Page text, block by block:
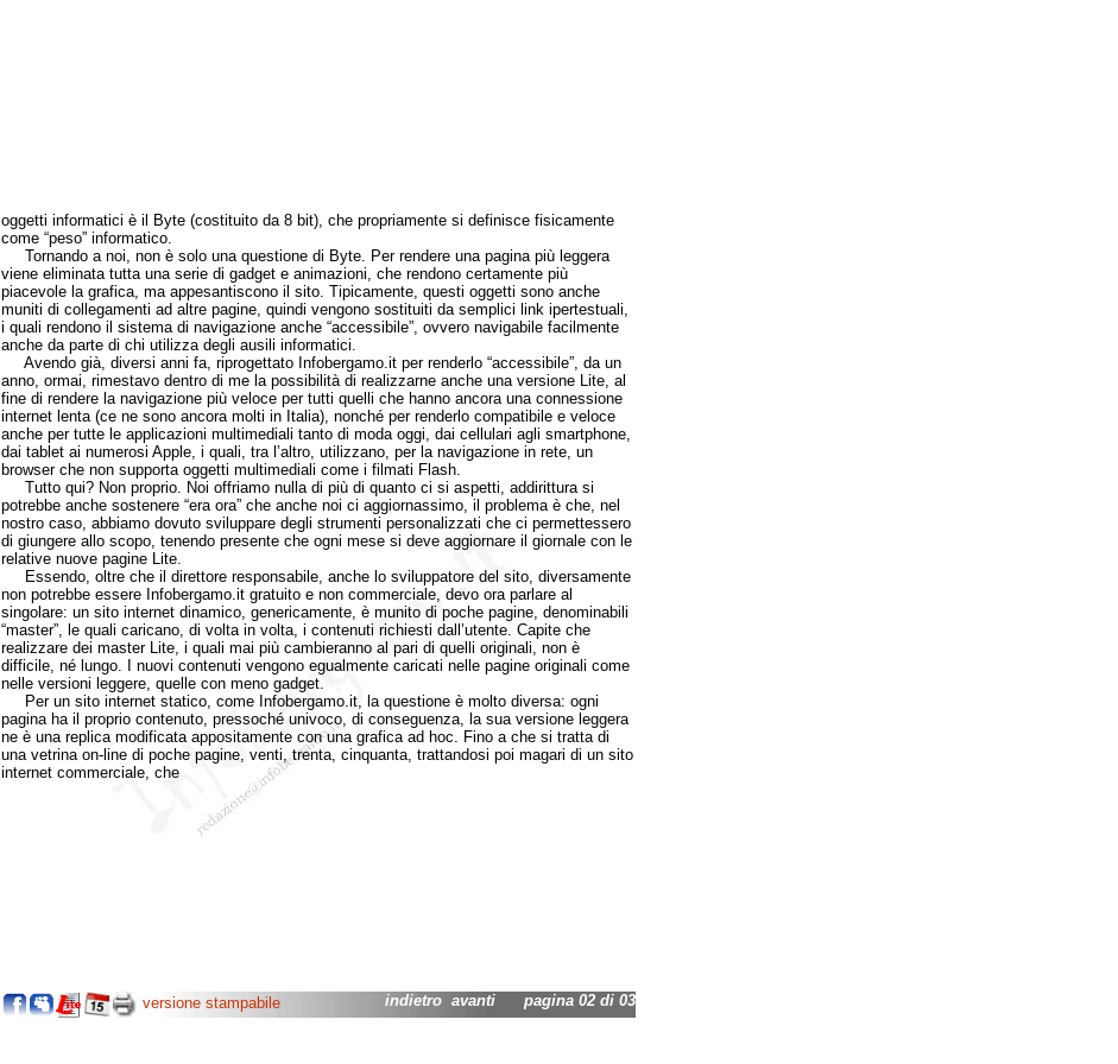
oggetti informatici è il Byte (costituito da 8 bit), che propriamente si definisce fisicamente
come “peso” informatico.
Tornando a noi, non è solo una questione di Byte. Per rendere una pagina più leggera
viene eliminata tutta una serie di gadget e animazioni, che rendono certamente più
piacevole la grafica, ma appesantiscono il sito. Tipicamente, questi oggetti sono anche
muniti di collegamenti ad altre pagine, quindi vengono sostituiti da semplici link ipertestuali,
i quali rendono il sistema di navigazione anche “accessibile”, ovvero navigabile facilmente
anche da parte di chi utilizza degli ausili informatici.
Avendo già, diversi anni fa, riprogettato Infobergamo.it per renderlo “accessibile”, da un
anno, ormai, rimestavo dentro di me la possibilità di realizzarne anche una versione Lite, al
fine di rendere la navigazione più veloce per tutti quelli che hanno ancora una connessione
internet lenta (ce ne sono ancora molti in Italia), nonché per renderlo compatibile e veloce
anche per tutte le applicazioni multimediali tanto di moda oggi, dai cellulari agli smartphone,
dai tablet ai numerosi Apple, i quali, tra l’altro, utilizzano, per la navigazione in rete, un
browser che non supporta oggetti multimediali come i filmati Flash.
Tutto qui? Non proprio. Noi offriamo nulla di più di quanto ci si aspetti, addirittura si
potrebbe anche sostenere “era ora” che anche noi ci aggiornassimo, il problema è che, nel
nostro caso, abbiamo dovuto sviluppare degli strumenti personalizzati che ci permettessero
di giungere allo scopo, tenendo presente che ogni mese si deve aggiornare il giornale con le
relative nuove pagine Lite.
Essendo, oltre che il direttore responsabile, anche lo sviluppatore del sito, diversamente
non potrebbe essere Infobergamo.it gratuito e non commerciale, devo ora parlare al
singolare: un sito internet dinamico, genericamente, è munito di poche pagine, denominabili
“master”, le quali caricano, di volta in volta, i contenuti richiesti dall’utente. Capite che
realizzare dei master Lite, i quali mai più cambieranno al pari di quelli originali, non è
difficile, né lungo. I nuovi contenuti vengono egualmente caricati nelle pagine originali come
nelle versioni leggere, quelle con meno gadget.
Per un sito internet statico, come Infobergamo.it, la questione è molto diversa: ogni
pagina ha il proprio contenuto, pressoché univoco, di conseguenza, la sua versione leggera
ne è una replica modificata appositamente con una grafica ad hoc. Fino a che si tratta di
una vetrina on-line di poche pagine, venti, trenta, cinquanta, trattandosi poi magari di un sito
internet commerciale, che
versione stampabile indietro avantipagina 02 di 03